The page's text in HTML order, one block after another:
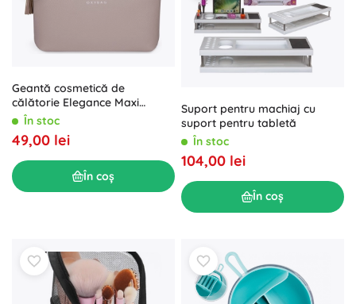
Geantă cosmetică de
călătorie Elegance Maxi
mocca (piele ecologică), 30 ×
19 × 8 cm
În stoc
49,00 lei
În coș
Suport pentru machiaj cu
suport pentru tabletă
În stoc
104,00 lei
În coș